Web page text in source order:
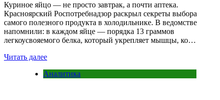
Куриное яйцо — не просто завтрак, а почти аптека.
Красноярский Роспотребнадзор раскрыл секреты выбора
самого полезного продукта в холодильнике. В ведомстве
напомнили: в каждом яйце — порядка 13 граммов
легкоусвояемого белка, который укрепляет мышцы, ко…
Читать далее
Аналитика